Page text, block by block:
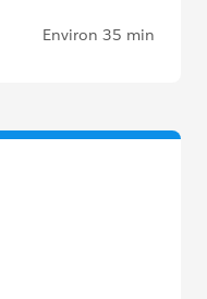
Environ 35 min